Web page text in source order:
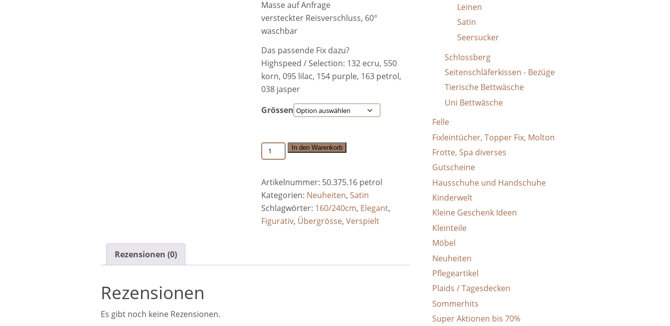
Masse auf Anfrage
versteckter Reisverschluss, 60°
waschbar
Das passende Fix dazu?
Highspeed / Selection: 132 ecru, 550
korn, 095 lilac, 154 purple, 163 petrol,
038 jasper
Grössen
CARLO
petrol-
Mako-
Baumwolle
mercerisiert,
Feinsatin
In den Warenkorb
Artikelnummer: 50.375.16 petrol
Kategorien: Neuheiten,Satin
Schlagwörter: 160/240cm, Elegant,
Figurativ, Übergrösse,Verspielt
Rezensionen (0)
Rezensionen
Es gibt noch keine Rezensionen.
Leinen
Satin
Seersucker
Schlossberg
Seitenschläferkissen - Bezüge
Tierische Bettwäsche
Uni Bettwäsche
Felle
Fixleintücher, Topper Fix, Molton
Frotte, Spa diverses
Gutscheine
Hausschuhe und Handschuhe
Kinderwelt
Kleine Geschenk Ideen
Kleinteile
Möbel
Neuheiten
Pflegeartikel
Plaids / Tagesdecken
Sommerhits
Super Aktionen bis 70%